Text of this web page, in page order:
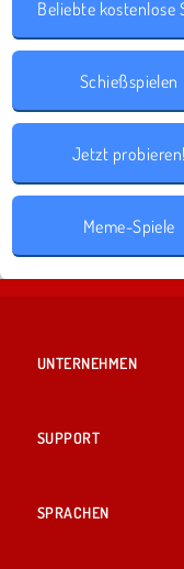
Schießspielen
Jetzt probieren!
Meme-Spiele
UNTERNEHMEN
SUPPORT
SPRACHEN